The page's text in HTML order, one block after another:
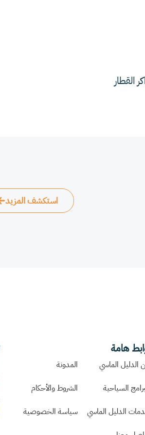
القطار
استكشف المزيد
هامة
الدليل الماسي
السياحية
الدليل الماسي
المدونة
الشروط والأحكام
سياسة الخصوصية